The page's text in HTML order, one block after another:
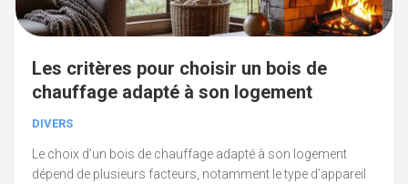
Les critères pour choisir un bois de
chauffage adapté à son logement
DIVERS
Le choix d’un bois de chauffage adapté à son logement
dépend de plusieurs facteurs, notamment le type d’appareil